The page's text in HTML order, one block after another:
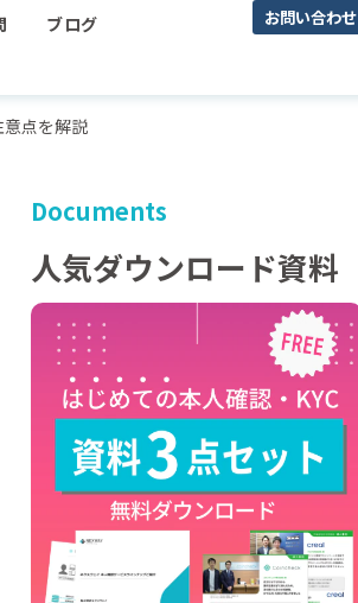
ブログ お問い合わせ
点を解説
Documents
人気ダウンロード資料